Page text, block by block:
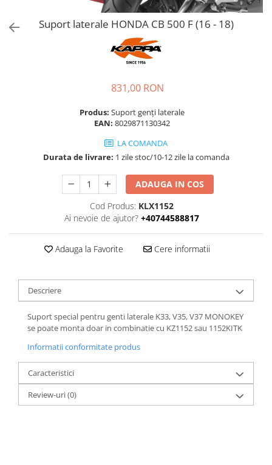
Suport laterale HONDA CB 500 F (16 - 18)
831,00 RON
Produs: Suport genți laterale
EAN: 8029871130342
LA COMANDA
Durata de livrare: 1 zile stoc/10-12 zile la comanda
ADAUGA IN COS
Cod Produs: KLX1152
Ai nevoie de ajutor? +40744588817
Adauga la Favorite Cere informatii
Descriere
Suport special pentru genti laterale K33, V35, V37 MONOKEY
se poate monta doar in combinatie cu KZ1152 sau 1152KITK
Informatii conformitate produs
Caracteristici
Review-uri(0)